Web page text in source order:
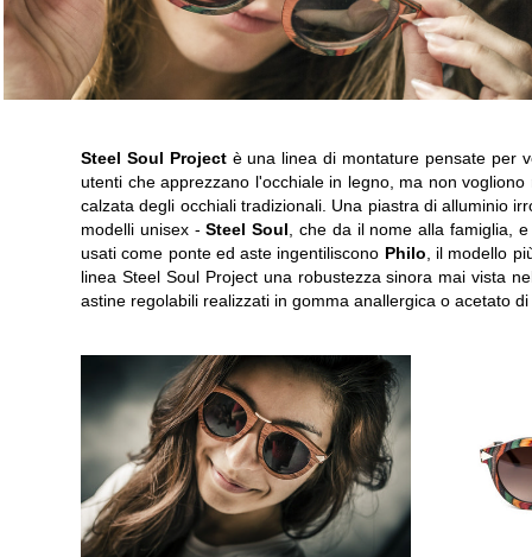
Steel Soul Projectè una linea di montature pensate per
utenti che apprezzano l'occhiale in legno, ma non
calzata degli occhiali tradizionali. Una piastra di alluminio
modelli unisex -Steel Soul , che da il nome alla famiglia,
usati come ponte ed aste ingentiliscono Philo , il modello
linea Steel Soul Project una robustezza sinora mai vista
astine regolabili realizzati in gomma anallergica o acetato